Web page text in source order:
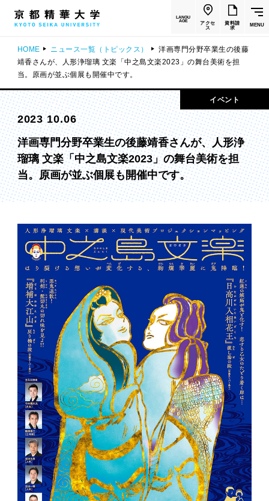
LANGU
AGE
アクセ
ス
資料請
求
MENU
HOME ニュース一覧（トピックス）
洋画専門分野卒業生の後藤
靖香さんが、人形浄瑠璃 文楽「中之島文楽2023」の舞台美術を担
当。原画が並ぶ個展も開催中です。
イベント
2023 10.06
洋画専門分野卒業生の後藤靖香さんが、人形浄
瑠璃 文楽「中之島文楽2023」の舞台美術を担
当。原画が並ぶ個展も開催中です。